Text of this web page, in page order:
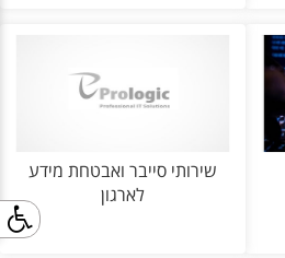
שירותי סייבר ואבטחת מידע
לארגון